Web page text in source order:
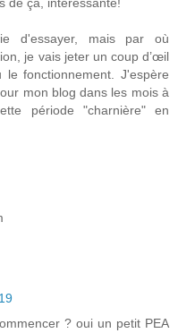
d'essayer, mais par où
je vais jeter un coup d’œil
fonctionnement. J'espère
mon blog dans les mois à
période "charnière" en
? oui un petit PEA